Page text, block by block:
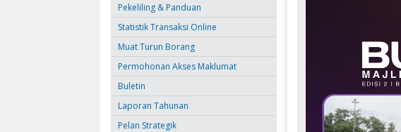
Pekeliling & Panduan
Statistik Transaksi Online
Muat Turun Borang
Permohonan Akses Maklumat
Buletin
Laporan Tahunan
Pelan Strategik